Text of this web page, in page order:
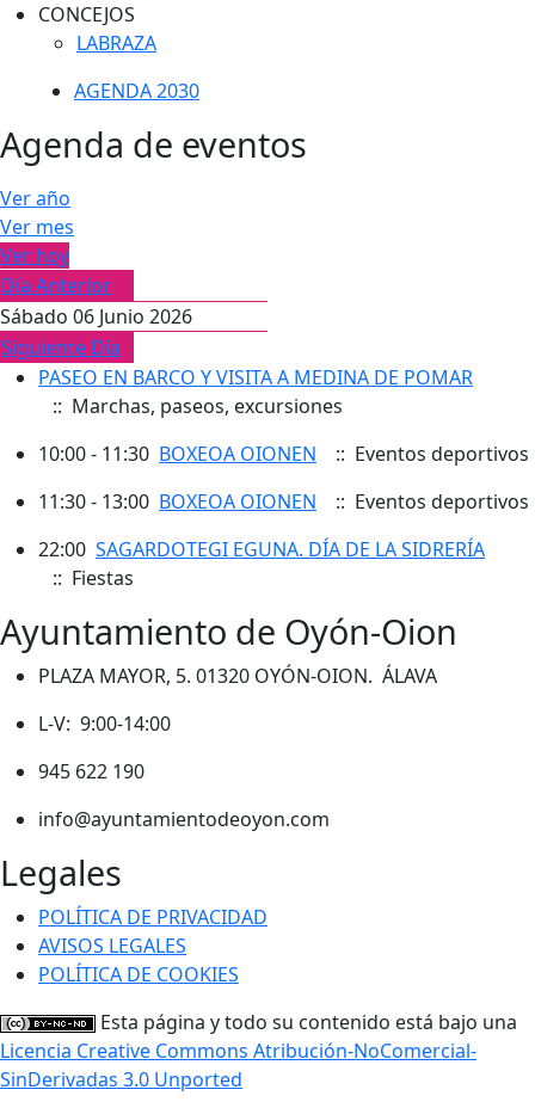
CONCEJOS
LABRAZA
AGENDA 2030
Agenda de eventos
Ver año
Ver mes
Ver hoy
Día Anterior
Sábado 06 Junio 2026
Siguiente Día
PASEO EN BARCO Y VISITA A MEDINA DE POMAR
:: Marchas, paseos, excursiones
10:00 - 11:30 BOXEOA OIONEN
:: Eventos deportivos
11:30 - 13:00 BOXEOA OIONEN
:: Eventos deportivos
22:00 SAGARDOTEGI EGUNA. DÍA DE LA SIDRERÍA
:: Fiestas
Ayuntamiento de Oyón-Oion
PLAZA MAYOR, 5. 01320 OYÓN-OION. ÁLAVA
L-V: 9:00-14:00
945 622 190
info@ayuntamientodeoyon.com
Legales
POLÍTICA DE PRIVACIDAD
AVISOS LEGALES
POLÍTICA DE COOKIES
Esta página y todo su contenido está bajo una
Licencia Creative Commons Atribución-NoComercial-
SinDerivadas 3.0 Unported